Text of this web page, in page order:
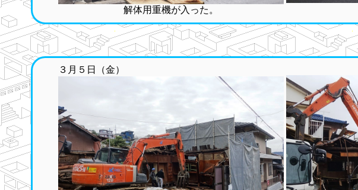
解体用重機が入った。
３月５日（金）